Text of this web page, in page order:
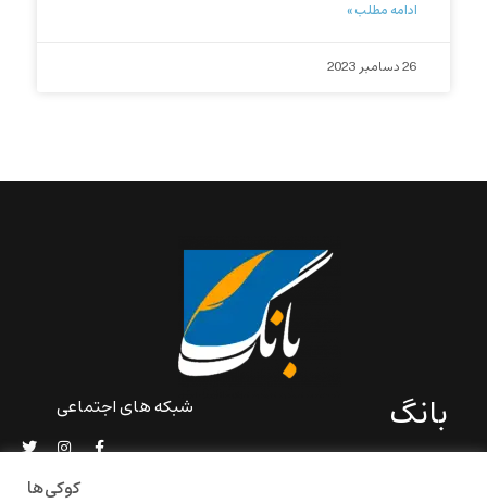
ادامه مطلب »
26 دسامبر 2023
بانگ شبکه های اجتماعی
کوکی‌ها